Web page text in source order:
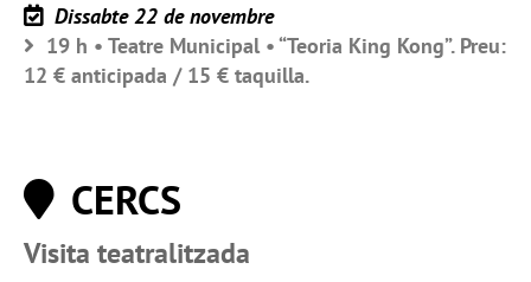
Dissabte 22 de novembre
19 h • Teatre Municipal • “Teoria King Kong”. Preu:
12 € anticipada / 15 € taquilla.
CERCS
Visita teatralitzada